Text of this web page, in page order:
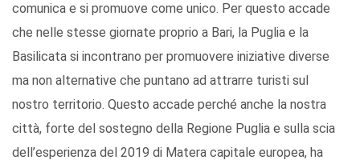
comunica e si promuove come unico. Per questo accade
che nelle stesse giornate proprio a Bari, la Puglia e la
Basilicata si incontrano per promuovere iniziative diverse
ma non alternative che puntano ad attrarre turisti sul
nostro territorio. Questo accade perché anche la nostra
città, forte del sostegno della Regione Puglia e sulla scia
dell’esperienza del 2019 di Matera capitale europea, ha